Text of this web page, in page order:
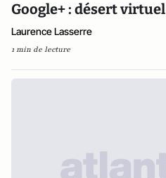
Google+ : désert virtuel
Laurence Lasserre
1 min de lecture